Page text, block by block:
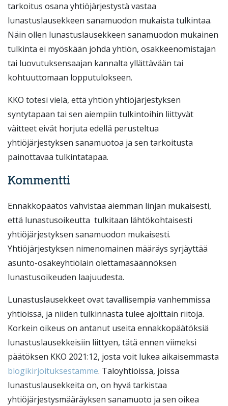
tarkoitus osana yhtiöjärjestystä vastaa
lunastuslausekkeen sanamuodon mukaista tulkintaa.
Näin ollen lunastuslausekkeen sanamuodon mukainen
tulkinta ei myöskään johda yhtiön, osakkeenomistajan
tai luovutuksensaajan kannalta yllättävään tai
kohtuuttomaan lopputulokseen.
KKO totesi vielä, että yhtiön yhtiöjärjestyksen
syntytapaan tai sen aiempiin tulkintoihin liittyvät
väitteet eivät horjuta edellä perusteltua
yhtiöjärjestyksen sanamuotoa ja sen tarkoitusta
painottavaa tulkintatapaa.
Kommentti
Ennakkopäätös vahvistaa aiemman linjan mukaisesti,
että lunastusoikeutta tulkitaan lähtökohtaisesti
yhtiöjärjestyksen sanamuodon mukaisesti.
Yhtiöjärjestyksen nimenomainen määräys syrjäyttää
asunto-osakeyhtiölain olettamasäännöksen
lunastusoikeuden laajuudesta.
Lunastuslausekkeet ovat tavallisempia vanhemmissa
yhtiöissä, ja niiden tulkinnasta tulee ajoittain riitoja.
Korkein oikeus on antanut useita ennakkopäätöksiä
lunastuslausekkeisiin liittyen, tätä ennen viimeksi
päätöksen KKO 2021:12, josta voit lukea aikaisemmasta
blogikirjoituksestamme. Taloyhtiöissä, joissa
lunastuslausekkeita on, on hyvä tarkistaa
yhtiöjärjestysmääräyksen sanamuoto ja sen oikea